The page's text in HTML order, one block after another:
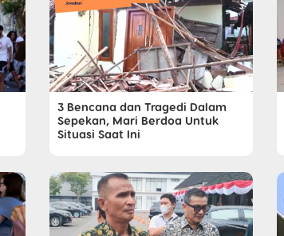
3 Bencana dan Tragedi Dalam
Sepekan, Mari Berdoa Untuk
Situasi Saat Ini